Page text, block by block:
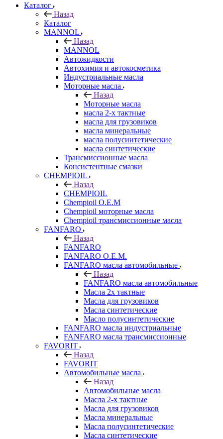
Каталог
Назад
Каталог
MANNOL
Назад
MANNOL
Автожидкости
Автохимия и автокосметика
Индустриальные масла
Моторные масла
Назад
Моторные масла
масла 2-х тактные
масла для грузовиков
масла минеральные
масла полусинтетические
масла синтетические
Трансмиссионные масла
Консистентные смазки
CHEMPIOIL
Назад
CHEMPIOIL
Chempioil O.E.M
Chempioil моторные масла
Chempioil трансмиссионные масла
FANFARO
Назад
FANFARO
FANFARO O.E.M.
FANFARO масла автомобильные
Назад
FANFARO масла автомобильные
Масла 2х тактные
Масла для грузовиков
Масла синтетические
Масло полусинтетические
FANFARO масла индустриальные
FANFARO масла трансмиссионные
FAVORIT
Назад
FAVORIT
Автомобильные масла
Назад
Автомобильные масла
Масла 2-х тактные
Масла для грузовиков
Масла минеральные
Масла полусинтетические
Масла синтетические